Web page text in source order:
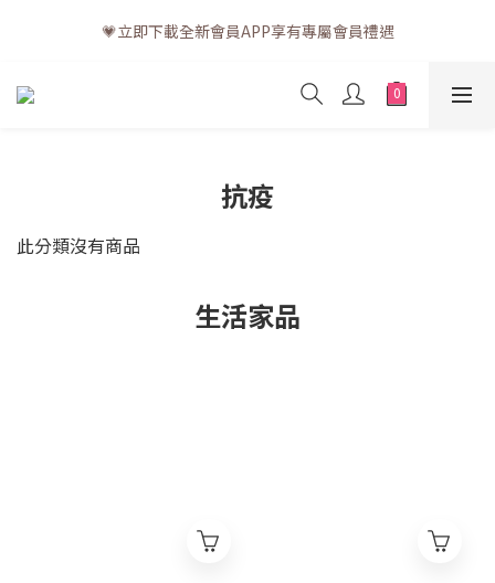
💗訂單一般送貨時間為3至5個工作天 (星期六、日及公眾假期並非
工作天)
抗疫
此分類沒有商品
生活家品